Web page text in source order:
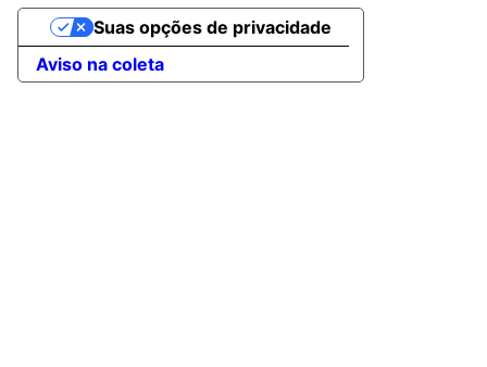
Aviso na coleta
Suas opções de privacidade